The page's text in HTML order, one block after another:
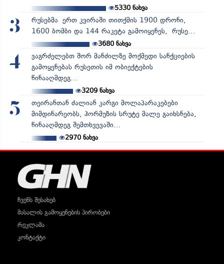
5330ნახვა
3
რუსებმა ერთ კვირაში თითქმის 1900 დრონი,
1600 ბომბი და 144 რაკეტა გამოიყენეს, რუსე...
3680ნახვა
4
ვაგრძელებთ შორ მანძილზე მოქმედი სანქციების
გამოყენებას რუსეთის იმ ობიექტების
წინააღმდეგ...
3209ნახვა
5
თეირანთან ძალიან კარგი მოლაპარაკებები
მიმდინარეობს, ჰორმუზის სრუტე მალე გაიხსნება,
წინააღმდეგ შემთხვევაში...
2970ნახვა
ჩვენს შესახებ
მასალის გამოყენების პირობები
რეკლამა
კონტაქტი